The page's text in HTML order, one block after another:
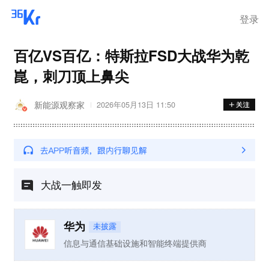
登录
百亿VS百亿：特斯拉FSD大战华为乾
崑，刺刀顶上鼻尖
新能源观察家 2026年05月13日 11:50
大战一触即发
华为 未披露
信息与通信基础设施和智能终端提供商